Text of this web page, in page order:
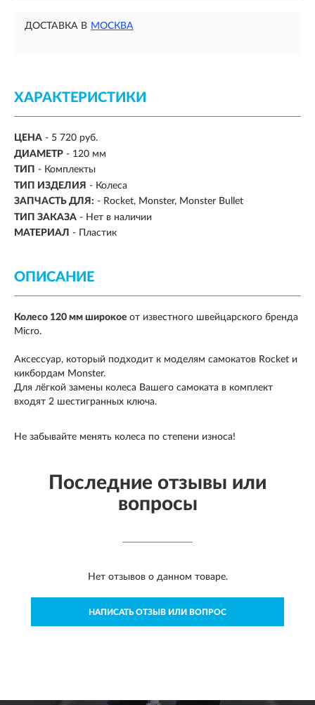
ДОСТАВКА В МОСКВА
ХАРАКТЕРИСТИКИ
ЦЕНА - 5 720 руб.
ДИАМЕТР - 120 мм
ТИП - Комплекты
ТИП ИЗДЕЛИЯ - Колеса
ЗАПЧАСТЬ ДЛЯ: - Rocket, Monster, Monster Bullet
ТИП ЗАКАЗА - Нет в наличии
МАТЕРИАЛ - Пластик
ОПИСАНИЕ
Колесо 120 мм широкое от известного швейцарского бренда
Micro.
Аксессуар, который подходит к моделям самокатов Rocket и
кикбордам Monster.
Для лёгкой замены колеса Вашего самоката в комплект
входят 2 шестигранных ключа.
Не забывайте менять колеса по степени износа!
Последние отзывы или
вопросы
Нет отзывов о данном товаре.
НАПИСАТЬ ОТЗЫВ ИЛИ ВОПРОС